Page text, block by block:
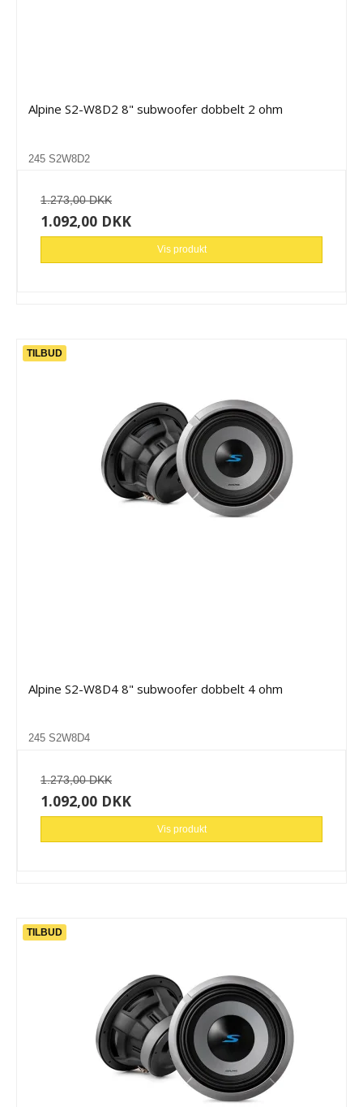
Alpine S2-W8D2 8" subwoofer dobbelt 2 ohm
245 S2W8D2
1.273,00 DKK
1.092,00 DKK
Vis produkt
TILBUD
Alpine S2-W8D4 8" subwoofer dobbelt 4 ohm
245 S2W8D4
1.273,00 DKK
1.092,00 DKK
Vis produkt
TILBUD